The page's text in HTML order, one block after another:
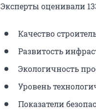
Эксперты оценивали
Качество
Развитость
Экологичность
Уровень
Показатели